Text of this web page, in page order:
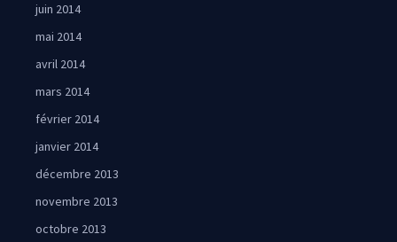
juin 2014
mai 2014
avril 2014
mars 2014
février 2014
janvier 2014
décembre 2013
novembre 2013
octobre 2013